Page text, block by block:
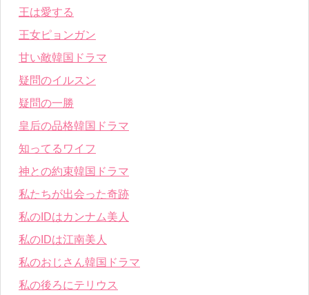
王は愛する
王女ピョンガン
甘い敵韓国ドラマ
疑問のイルスン
疑問の一勝
皇后の品格韓国ドラマ
知ってるワイフ
神との約束韓国ドラマ
私たちが出会った奇跡
私のIDはカンナム美人
私のIDは江南美人
私のおじさん韓国ドラマ
私の後ろにテリウス